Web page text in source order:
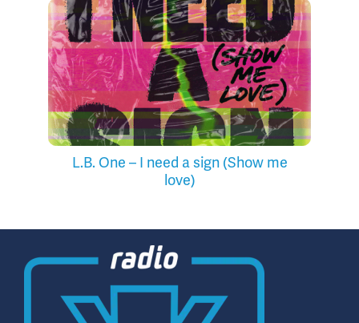
L.B. One – I need a sign (Show me
love)